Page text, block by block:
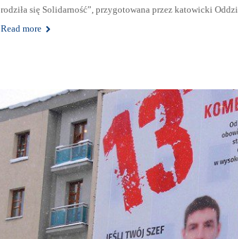
rodziła się Solidarność”, przygotowana przez katowicki
Read more